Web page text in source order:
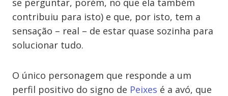
se perguntar, porém, no que ela também
contribuiu para isto) e que, por isto, tem a
sensação – real – de estar quase sozinha para
solucionar tudo.
O único personagem que responde a um
perfil positivo do signo de Peixes é a avó, que